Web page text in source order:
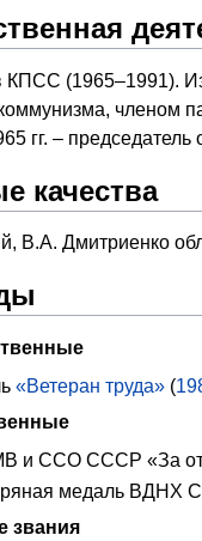
КПСС (1965–1991).
членом
гг. –
качества
В.А. Дмитриенко
«Ветеран труда»(
и ССО СССР «За
медаль ВДНХ
звания